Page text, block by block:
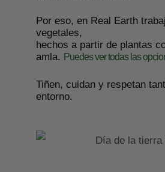
Por eso, en Real Earth
vegetales,
hechos a partir de plantas
amla. Puedes ver todas las
Tiñen, cuidan y respetan
entorno.